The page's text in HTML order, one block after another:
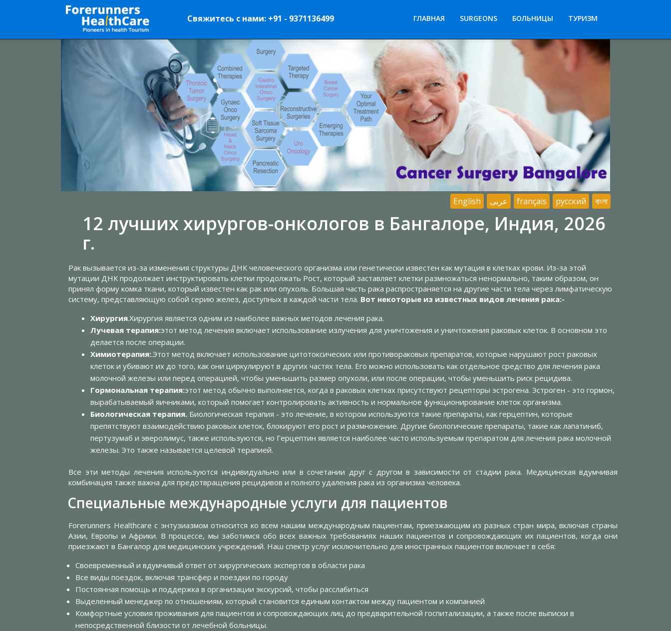
Свяжитесь с нами: +91 - 9371136499 ГЛАВНАЯ SURGEONS БОЛЬНИЦЫ ТУРИЗМ
English عربى français русский বাংলা
12 лучших хирургов-онкологов в Бангалоре, Индия, 2026
г.
Рак вызывается из-за изменения структуры ДНК человеческого организма или генетически известен как мутация в клетках крови. Из-за этой
мутации ДНК продолжает инструктировать клетки продолжать Рост, который заставляет клетки размножаться ненормально, таким образом, он
принял форму комка ткани, который известен как рак или опухоль. Большая часть рака распространяется на другие части тела через лимфатическую
систему, представляющую собой серию желез, доступных в каждой части тела. Вот некоторые из известных видов лечения рака:-
Хирургия.Хирургия является одним из наиболее важных методов лечения рака.
Лучевая терапия:этот метод лечения включает использование излучения для уничтожения и уничтожения раковых клеток. В основном это
делается после операции.
Химиотерапия:.Этот метод включает использование цитотоксических или противораковых препаратов, которые нарушают рост раковых
клеток и убивают их до того, как они циркулируют в других частях тела. Его можно использовать как отдельное средство для лечения рака
молочной железы или перед операцией, чтобы уменьшить размер опухоли, или после операции, чтобы уменьшить риск рецидива.
Гормональная терапия:этот метод обычно выполняется, когда в раковых клетках присутствуют рецепторы эстрогена. Эстроген - это гормон,
вырабатываемый яичниками, который помогает контролировать активность и нормальное функционирование клеток организма.
Биологическая терапия. Биологическая терапия - это лечение, в котором используются такие препараты, как герцептин, которые
препятствуют взаимодействию раковых клеток, блокируют его рост и размножение. Другие биологические препараты, такие как лапатиниб,
пертузумаб и эверолимус, также используются, но Герцептин является наиболее часто используемым препаратом для лечения рака молочной
железы. Это также называется целевой терапией.
Все эти методы лечения используются индивидуально или в сочетании друг с другом в зависимости от стадии рака. Медицинская вдумчивая
комбинация также важна для предотвращения рецидивов и полного удаления рака из организма человека.
Специальные международные услуги для пациентов
Forerunners Healthcare с энтузиазмом относится ко всем нашим международным пациентам, приезжающим из разных стран мира, включая страны
Азии, Европы и Африки. В процессе, мы заботимся обо всех важных требованиях наших пациентов и сопровождающих их пациентов, когда они
приезжают в Бангалор для медицинских учреждений. Наш спектр услуг исключительно для иностранных пациентов включает в себя:
Своевременный и вдумчивый ответ от хирургических экспертов в области рака
Все виды поездок, включая трансфер и поездки по городу
Постоянная помощь и поддержка в организации экскурсий, чтобы расслабиться
Выделенный менеджер по отношениям, который становится единым контактом между пациентом и компанией
Комфортные условия проживания для пациентов и сопровождающих лиц до предварительной госпитализации, а также после выписки в
непосредственной близости от лечебной больницы.